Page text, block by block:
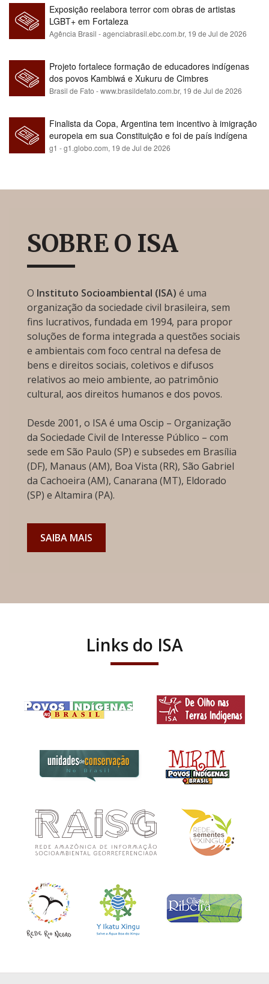
Exposição reelabora terror com obras de artistas
LGBT+ em Fortaleza
Agência Brasil - agenciabrasil.ebc.com.br, 19 de Jul de 2026
Projeto fortalece formação de educadores indígenas
dos povos Kambiwá e Xukuru de Cimbres
Brasil de Fato - www.brasildefato.com.br, 19 de Jul de 2026
Finalista da Copa, Argentina tem incentivo à imigração
europeia em sua Constituição e foi de país indígena
para maioria branca
g1 - g1.globo.com, 19 de Jul de 2026
SOBRE O ISA
O Instituto Socioambiental (ISA) é uma
organização da sociedade civil brasileira, sem
fins lucrativos, fundada em 1994, para propor
soluções de forma integrada a questões sociais
e ambientais com foco central na defesa de
bens e direitos sociais, coletivos e difusos
relativos ao meio ambiente, ao patrimônio
cultural, aos direitos humanos e dos povos.
Desde 2001, o ISA é uma Oscip – Organização
da Sociedade Civil de Interesse Público – com
sede em São Paulo (SP) e subsedes em Brasília
(DF), Manaus (AM), Boa Vista (RR), São Gabriel
da Cachoeira (AM), Canarana (MT), Eldorado
(SP) e Altamira (PA).
SAIBA MAIS
Links do ISA